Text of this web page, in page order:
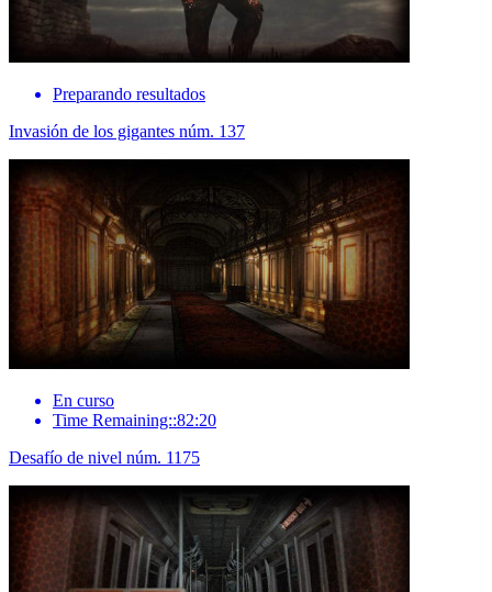
Preparando resultados
Invasión de los gigantes núm. 137
En curso
Time Remaining::82:20
Desafío de nivel núm. 1175